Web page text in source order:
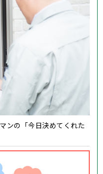
ンの「今日決めてくれた